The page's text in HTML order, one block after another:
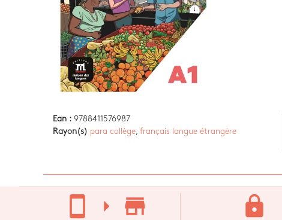
Ean : 9788411576987
Rayon(s) para collège français langue étrangère
stay_current_portrait arrow_right store_mall_directory lock